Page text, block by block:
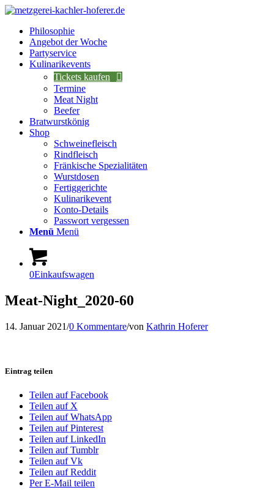
Philosophie
Angebot der Woche
Partyservice
Kulinarikevents
Tickets kaufen
Termine
Meat Night
Beefer
Bratwurstkönig
Shop
Schweinefleisch
Rindfleisch
Fränkische Spezialitäten
Wurstdosen
Fertiggerichte
Kulinarikevent
Konto-Details
Passwort vergessen
Menü Menü
0Einkaufswagen
Meat-Night_2020-60
14. Januar 2021/0 Kommentare/von Kathrin Hoferer
Eintrag teilen
Teilen auf Facebook
Teilen auf X
Teilen auf WhatsApp
Teilen auf Pinterest
Teilen auf LinkedIn
Teilen auf Tumblr
Teilen auf Vk
Teilen auf Reddit
Per E-Mail teilen